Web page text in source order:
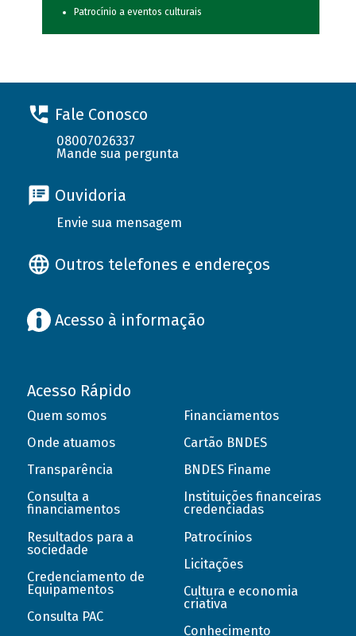
Patrocínio a eventos culturais
Fale Conosco
08007026337
Mande sua pergunta
Ouvidoria
Envie sua mensagem
Outros telefones e endereços
Acesso à informação
Acesso Rápido
Quem somos
Onde atuamos
Transparência
Consulta a
financiamentos
Resultados para a
sociedade
Credenciamento de
Equipamentos
Consulta PAC
Financiamentos
Cartão BNDES
BNDES Finame
Instituições financeiras
credenciadas
Patrocínios
Licitações
Cultura e economia
criativa
Conhecimento